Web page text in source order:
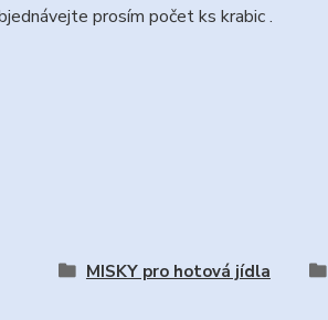
prosím počet ks krabic .
MISKY pro hotová jídla